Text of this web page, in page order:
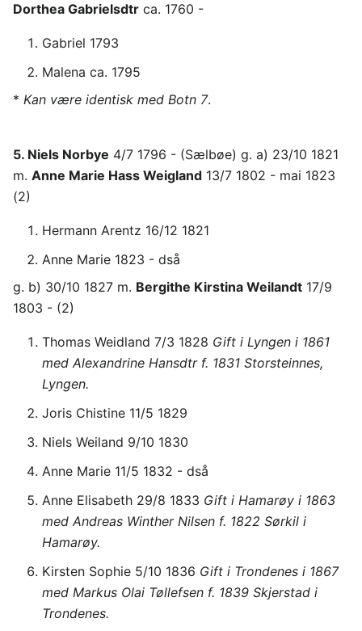
Dorthea Gabrielsdtr ca. 1760 -
Gabriel 1793
Malena ca. 1795
* Kan være identisk med Botn 7.
5. Niels Norbye 4/7 1796 - (Sælbøe) g. a) 23/10 1821
m. Anne Marie Hass Weigland 13/7 1802 - mai 1823
(2)
Hermann Arentz 16/12 1821
Anne Marie 1823 - dså
g. b) 30/10 1827 m. Bergithe Kirstina Weilandt 17/9
1803 - (2)
Thomas Weidland 7/3 1828 Gift i Lyngen i 1861
med Alexandrine Hansdtr f. 1831 Storsteinnes,
Lyngen.
Joris Chistine 11/5 1829
Niels Weiland 9/10 1830
Anne Marie 11/5 1832 - dså
Anne Elisabeth 29/8 1833 Gift i Hamarøy i 1863
med Andreas Winther Nilsen f. 1822 Sørkil i
Hamarøy.
Kirsten Sophie 5/10 1836 Gift i Trondenes i 1867
med Markus Olai Tøllefsen f. 1839 Skjerstad i
Trondenes.